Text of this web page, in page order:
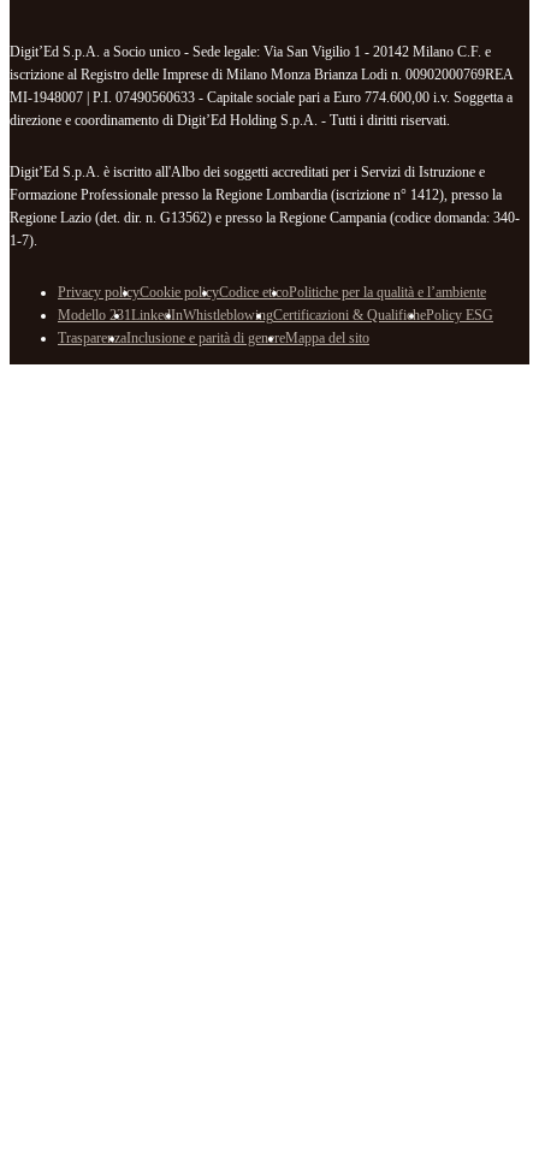
Digit’Ed S.p.A. a Socio unico - Sede legale: Via San Vigilio 1 - 20142 Milano C.F. e
iscrizione al Registro delle Imprese di Milano Monza Brianza Lodi n. 00902000769REA
MI-1948007 | P.I. 07490560633 - Capitale sociale pari a Euro 774.600,00 i.v. Soggetta a
direzione e coordinamento di Digit’Ed Holding S.p.A. - Tutti i diritti riservati.
Digit’Ed S.p.A. è iscritto all'Albo dei soggetti accreditati per i Servizi di Istruzione e
Formazione Professionale presso la Regione Lombardia (iscrizione n° 1412), presso la
Regione Lazio (det. dir. n. G13562) e presso la Regione Campania (codice domanda: 340-
1-7).
Privacy policyCookie policyCodice eticoPolitiche per la qualità e l’ambiente
Modello 231LinkedInWhistleblowingCertificazioni & QualifichePolicy ESG
TrasparenzaInclusione e parità di genereMappa del sito